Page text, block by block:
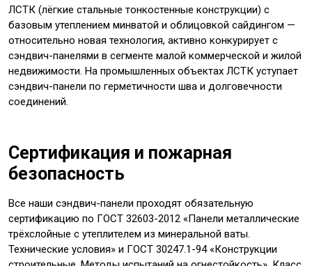
ЛСТК (лёгкие стальные тонкостенные конструкции) с
базовым утеплением минватой и облицовкой сайдингом —
относительно новая технология, активно конкурирует с
сэндвич-панелями в сегменте малой коммерческой и жилой
недвижимости. На промышленных объектах ЛСТК уступает
сэндвич-панели по герметичности шва и долговечности
соединений.
Сертификация и пожарная
безопасность
Все наши сэндвич-панели проходят обязательную
сертификацию по ГОСТ 32603-2012 «Панели металлические
трёхслойные с утеплителем из минеральной ваты.
Технические условия» и ГОСТ 30247.1-94 «Конструкции